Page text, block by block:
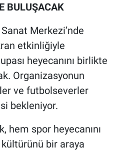
BULUŞACAK
Merkezi’nde
etkinliğiyle
heyecanını birlikte
Organizasyonun
ve futbolseverler
bekleniyor.
hem spor heyecanını
bir araya